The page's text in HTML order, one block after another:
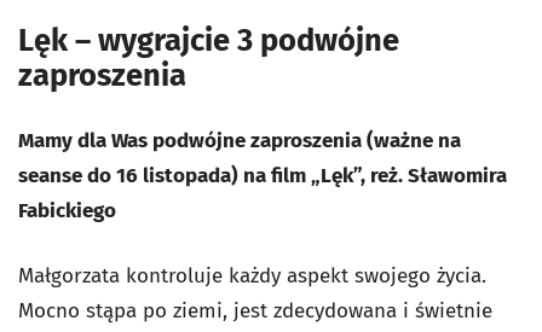
Lęk – wygrajcie 3 podwójne
zaproszenia
Mamy dla Was podwójne zaproszenia (ważne na
seanse do 16 listopada) na film „Lęk”, reż. Sławomira
Fabickiego
Małgorzata kontroluje każdy aspekt swojego życia.
Mocno stąpa po ziemi, jest zdecydowana i świetnie